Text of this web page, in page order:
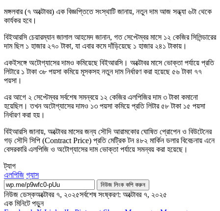
মঙ্গলবার (৭ অক্টোবর) এক বিজ্ঞপ্তিতে সংস্থাটি জানায়, নতুন দাম আজ সন্ধ্যা ৬টা থেকে
কার্যকর হবে।
বিইআরসি চেয়ারম্যান জালাল আহমেদ জানান, গত সেপ্টেম্বর মাসে ১২ কেজির সিলিন্ডারের
দাম ছিল ১ হাজার ২৭০ টাকা, যা এবার কমে দাঁড়িয়েছে ১ হাজার ২৪১ টাকায়।
একইসঙ্গে অটোগ্যাসের দামও কমিয়েছে বিইআরসি। অক্টোবর মাসে ভোক্তা পর্যায়ে প্রতি
লিটারে ১ টাকা ৩৮ পয়সা কমিয়ে মূসকসহ নতুন দাম নির্ধারণ করা হয়েছে ৫৬ টাকা ৭৭
পয়সা।
এর আগে ২ সেপ্টেম্বর সর্বশেষ সমন্বয়ে ১২ কেজির এলপিজির দাম ৩ টাকা কমানো
হয়েছিল। তখন অটোগ্যাসের দামও ১৩ পয়সা কমিয়ে প্রতি লিটার ৫৮ টাকা ১৫ পয়সা
নির্ধারণ করা হয়।
বিইআরসি জানায়, অক্টোবর মাসের জন্য সৌদি আরামকোর ঘোষিত প্রোপেন ও বিউটেনের
গড় সৌদি সিপি (Contract Price) প্রতি মেট্রিক টন ৪৮২ মার্কিন ডলার বিবেচনায় এনে
বেসরকারি এলপিজি ও অটোগ্যাসের দাম ভোক্তা পর্যায়ে সমন্বয় করা হয়েছে।
ট্যাগ
এলপিজি গ্যাস
নিউজ লিংক কপি করুন
নিউজ ডেস্কঅক্টোবর ৭, ২০২৫সর্বশেষ সংষ্করণ: অক্টোবর ৭, ২০২৫
এক মিনিটে পড়ুন